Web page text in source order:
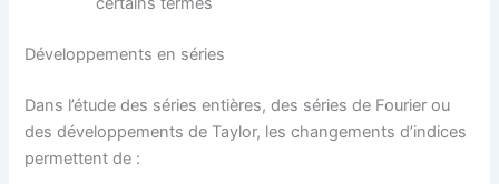
Développements en séries
Dans l’étude des séries entières, des séries de Fourier ou
des développements de Taylor, les changements d’indices
permettent de :